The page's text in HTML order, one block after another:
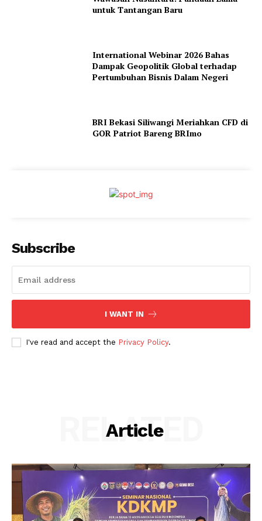
untuk Tantangan Baru
International Webinar 2026 Bahas
Dampak Geopolitik Global terhadap
Pertumbuhan Bisnis Dalam Negeri
BRI Bekasi Siliwangi Meriahkan CFD di
GOR Patriot Bareng BRImo
Subscribe
I WANT IN
I've read and accept the Privacy Policy.
Article
RELATED